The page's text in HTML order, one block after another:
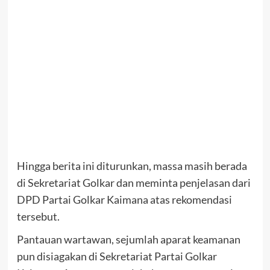
Hingga berita ini diturunkan, massa masih berada
di Sekretariat Golkar dan meminta penjelasan dari
DPD Partai Golkar Kaimana atas rekomendasi
tersebut.
Pantauan wartawan, sejumlah aparat keamanan
pun disiagakan di Sekretariat Partai Golkar